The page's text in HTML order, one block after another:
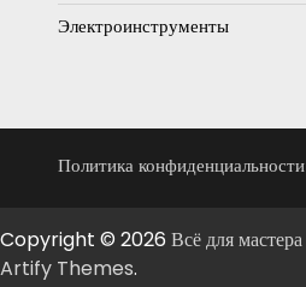
Электроинструменты
Политика конфиденциальности
Copyright © 2026 Всё для мастера
Artify Themes.